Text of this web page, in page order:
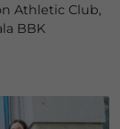
Athletic Club,
BBK